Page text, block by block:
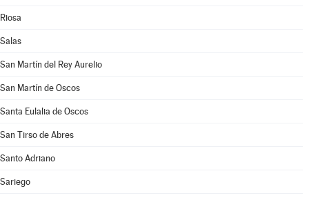
Riosa
Salas
San Martín del Rey Aurelio
San Martín de Oscos
Santa Eulalia de Oscos
San Tirso de Abres
Santo Adriano
Sariego